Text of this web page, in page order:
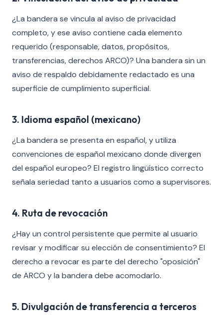
¿La bandera se vincula al aviso de privacidad
completo, y ese aviso contiene cada elemento
requerido (responsable, datos, propósitos,
transferencias, derechos ARCO)? Una bandera sin un
aviso de respaldo debidamente redactado es una
superficie de cumplimiento superficial.
3. Idioma español (mexicano)
¿La bandera se presenta en español, y utiliza
convenciones de español mexicano donde divergen
del español europeo? El registro lingüístico correcto
señala seriedad tanto a usuarios como a supervisores.
4. Ruta de revocación
¿Hay un control persistente que permite al usuario
revisar y modificar su elección de consentimiento? El
derecho a revocar es parte del derecho "oposición"
de ARCO y la bandera debe acomodarlo.
5. Divulgación de transferencia a terceros